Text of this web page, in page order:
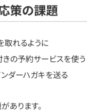
策の課題
取れるように
きの予約サービスを使う
ンダーハガキを送る
あります。